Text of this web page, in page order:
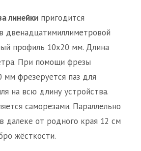
линейки пригодится
двенадцатимиллиметровой
профиль 10х20 мм. Длина
При помощи фрезы
мм фрезеруется паз для
на всю длину устройства.
саморезами. Параллельно
далеке от родного края 12 см
жёсткости.